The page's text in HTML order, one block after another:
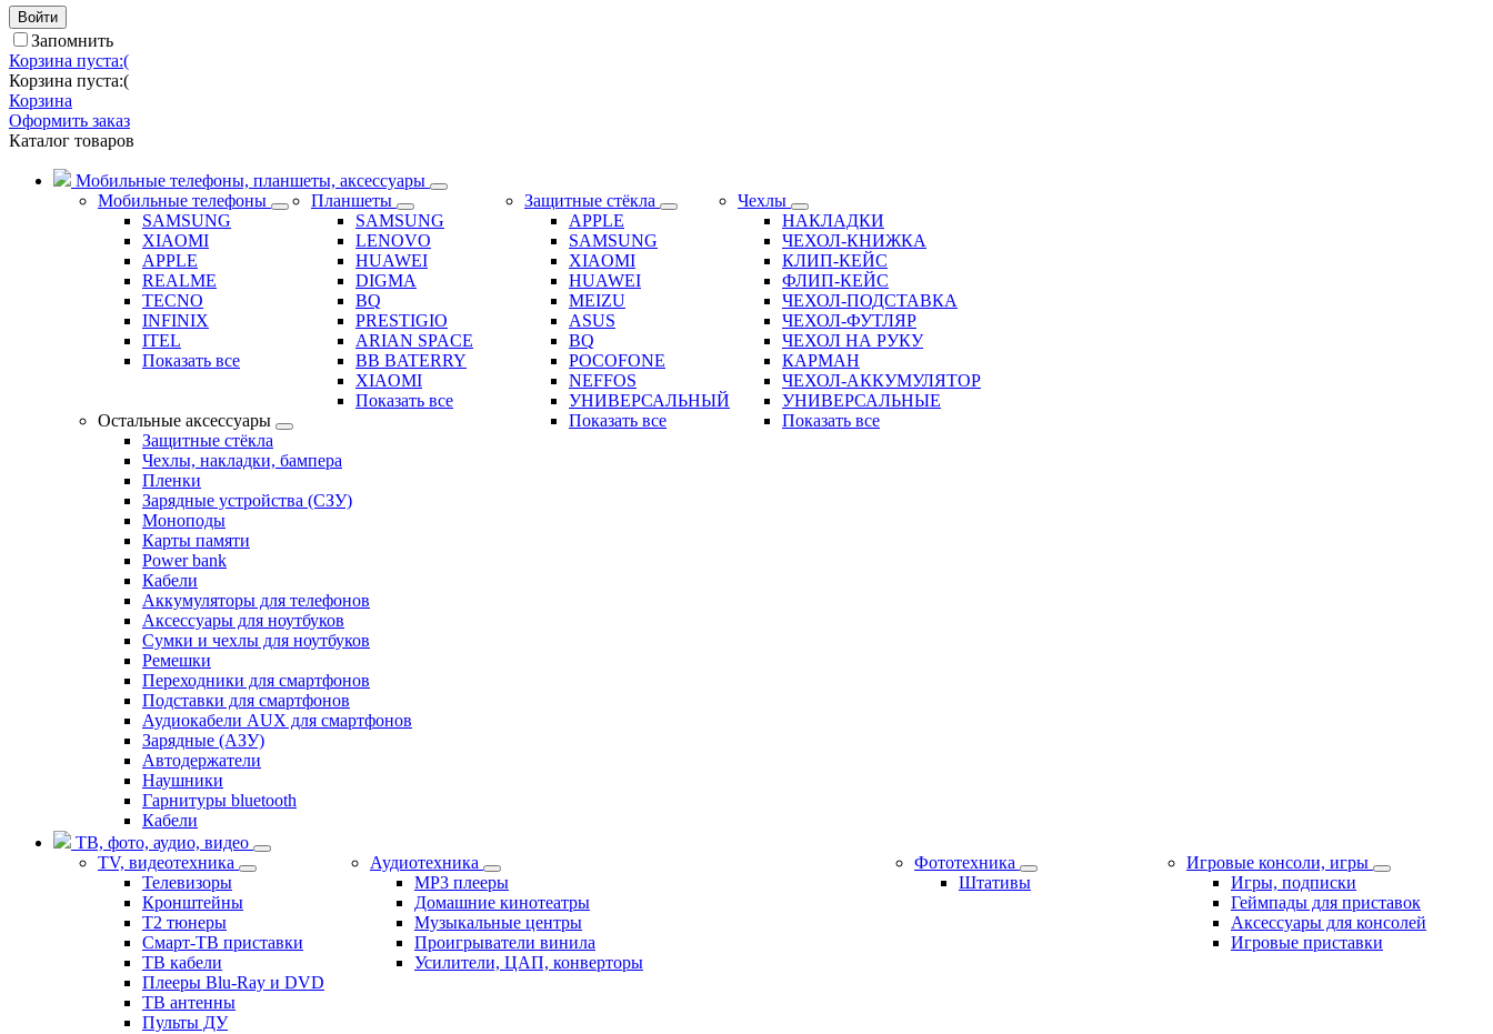
Войти
Запомнить
Корзина пуста:(
Корзина пуста:(
Корзина
Оформить заказ
Каталог товаров
Мобильные телефоны, планшеты, аксессуары
Мобильные телефоны
SAMSUNG
XIAOMI
APPLE
REALME
TECNO
INFINIX
ITEL
Показать все
Планшеты
SAMSUNG
LENOVO
HUAWEI
DIGMA
BQ
PRESTIGIO
ARIAN SPACE
BB BATERRY
XIAOMI
Показать все
Защитные стёкла
APPLE
SAMSUNG
XIAOMI
HUAWEI
MEIZU
ASUS
BQ
POCOFONE
NEFFOS
УНИВЕРСАЛЬНЫЙ
Показать все
Чехлы
НАКЛАДКИ
ЧЕХОЛ-КНИЖКА
КЛИП-КЕЙС
ФЛИП-КЕЙС
ЧЕХОЛ-ПОДСТАВКА
ЧЕХОЛ-ФУТЛЯР
ЧЕХОЛ НА РУКУ
КАРМАН
ЧЕХОЛ-АККУМУЛЯТОР
УНИВЕРСАЛЬНЫЕ
Показать все
Остальные аксессуары
Защитные стёкла
Чехлы, накладки, бампера
Пленки
Зарядные устройства (СЗУ)
Моноподы
Карты памяти
Power bank
Кабели
Аккумуляторы для телефонов
Аксессуары для ноутбуков
Сумки и чехлы для ноутбуков
Ремешки
Переходники для смартфонов
Подставки для смартфонов
Аудиокабели AUX для смартфонов
Зарядные (АЗУ)
Автодержатели
Наушники
Гарнитуры bluetooth
Кабели
ТВ, фото, аудио, видео
TV, видеотехника
Телевизоры
Кронштейны
T2 тюнеры
Смарт-ТВ приставки
ТВ кабели
Плееры Blu-Ray и DVD
ТВ антенны
Пульты ДУ
Аудиотехника
MP3 плееры
Домашние кинотеатры
Музыкальные центры
Проигрыватели винила
Усилители, ЦАП, конверторы
Фототехника
Штативы
Игровые консоли, игры
Игры, подписки
Геймпады для приставок
Аксессуары для консолей
Игровые приставки